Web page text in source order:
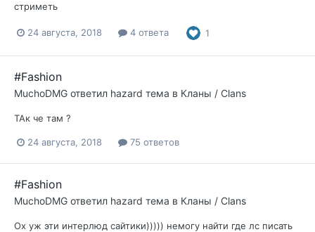
стриметь
24 августа, 2018 4 ответа 1
#Fashion
MuchoDMG ответил hazard тема в Кланы / Clans
ТАк че там ?
24 августа, 2018 75 ответов
#Fashion
MuchoDMG ответил hazard тема в Кланы / Clans
Ох уж эти интерлюд сайтики))))) немогу найти где лс писать